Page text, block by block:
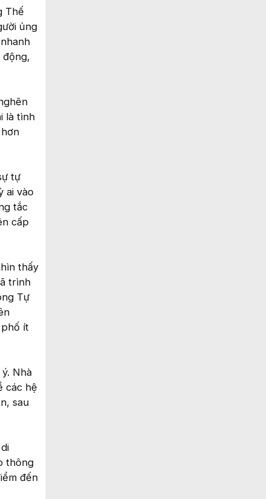
Thế
ủng
động,
là tình
tự
ai vào
tắc
cấp
thấy
trình
Tự
phố ít
Nhà
các hệ
sau
thông
đến